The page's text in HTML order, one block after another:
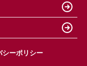
シーポリシー